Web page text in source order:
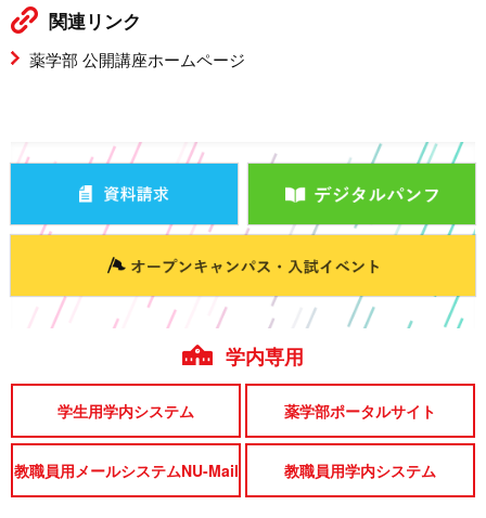
関連リンク
薬学部 公開講座ホームページ
学内専用
学生用学内システム 薬学部ポータルサイト
教職員用メールシステムNU-Mail 教職員用学内システム